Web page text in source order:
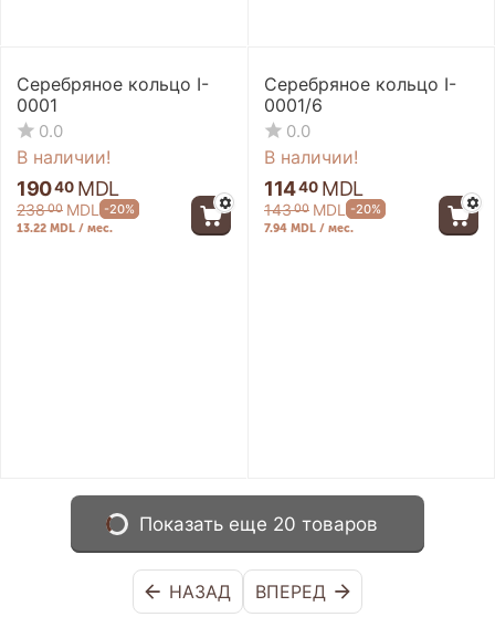
Серебряное кольцо I-
0001
0.0
В наличии!
19040 MDL
23800 MDL -20%
13.22 MDL / мес.
Серебряное кольцо I-
0001/6
0.0
В наличии!
11440 MDL
14300 MDL -20%
7.94 MDL / мес.
Показать еще 20 товаров
НАЗАД ВПЕРЕД